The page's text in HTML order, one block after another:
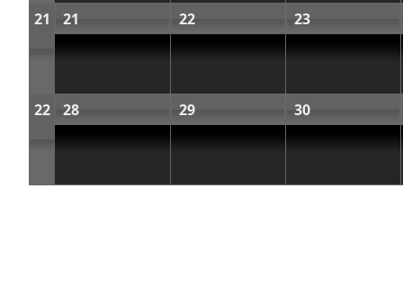
21 21 22 23
22 28 29 30